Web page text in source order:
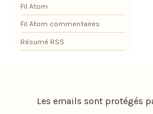
Fil Atom
Fil Atom commentaires
Résumé RSS
Les emails sont protégés